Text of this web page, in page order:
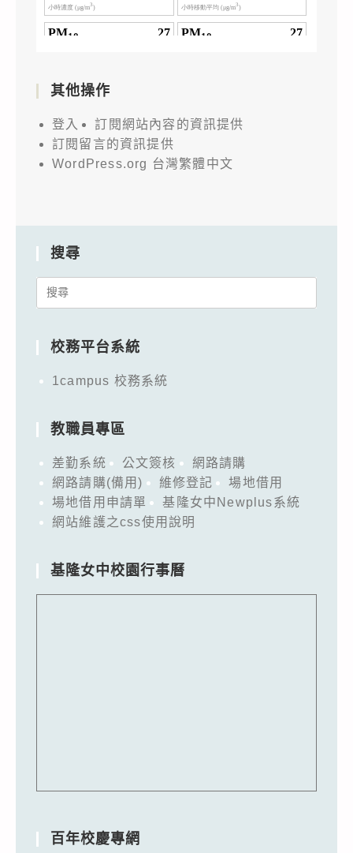
其他操作
登入
訂閱網站內容的資訊提供
訂閱留言的資訊提供
WordPress.org 台灣繁體中文
搜尋
Search
校務平台系統
1campus 校務系統
教職員專區
差勤系統 公文簽核
網路請購
網路請購(備用)
維修登記
場地借用
場地借用申請單
基隆女中Newplus系統
網站維護之css使用說明
基隆女中校園行事曆
百年校慶專網